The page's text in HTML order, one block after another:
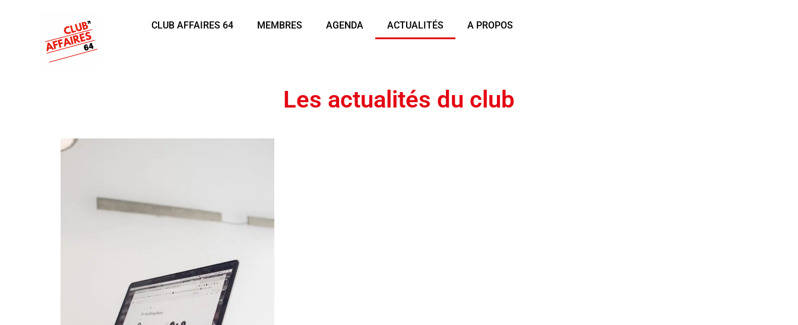
CLUB AFFAIRES 64 MEMBRES AGENDA ACTUALITÉS A PROPOS
Les actualités du club